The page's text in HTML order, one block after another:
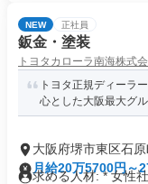
NEW 正社員
鈑金・塗装
トヨタカローラ南海株式
トヨタ正規ディーラ
心とした大阪最大グ
大阪府堺市東区石
月給20万5700円～
求める人材: * 女性